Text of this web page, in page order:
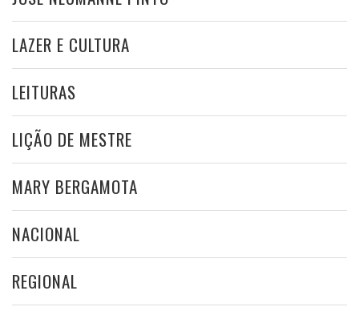
LAZER E CULTURA
LEITURAS
LIÇÃO DE MESTRE
MARY BERGAMOTA
NACIONAL
REGIONAL